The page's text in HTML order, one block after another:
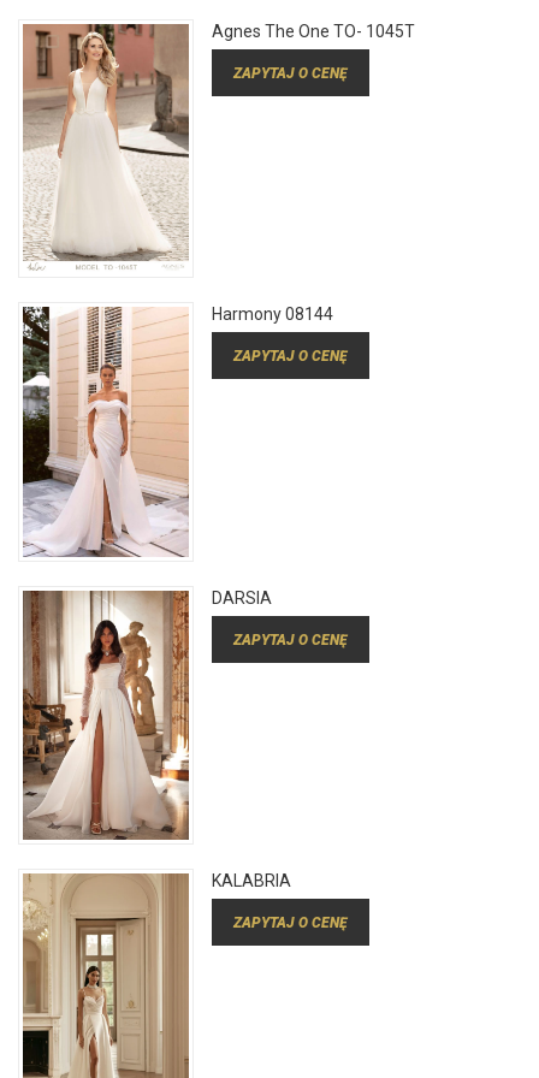
Agnes The One TO- 1045T
ZAPYTAJ O CENĘ
Harmony 08144
ZAPYTAJ O CENĘ
DARSIA
ZAPYTAJ O CENĘ
KALABRIA
ZAPYTAJ O CENĘ